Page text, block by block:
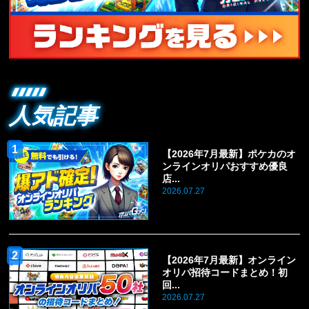
人気記事
【2026年7月最新】ポケカのオ
ンラインオリパおすすめ優良
店...
2026.07.27
【2026年7月最新】オンライン
オリパ招待コードまとめ！初
回...
2026.07.27